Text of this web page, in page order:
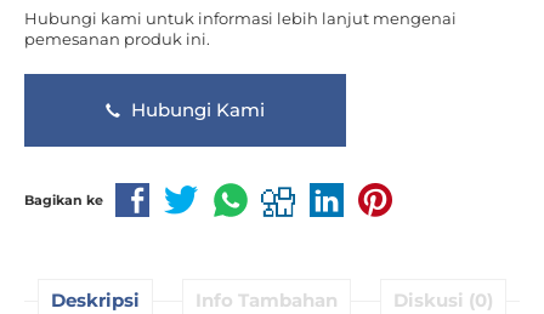
Hubungi kami untuk informasi lebih lanjut mengenai
pemesanan produk ini.
Hubungi Kami
Bagikan ke
Deskripsi Info Tambahan Diskusi (0)